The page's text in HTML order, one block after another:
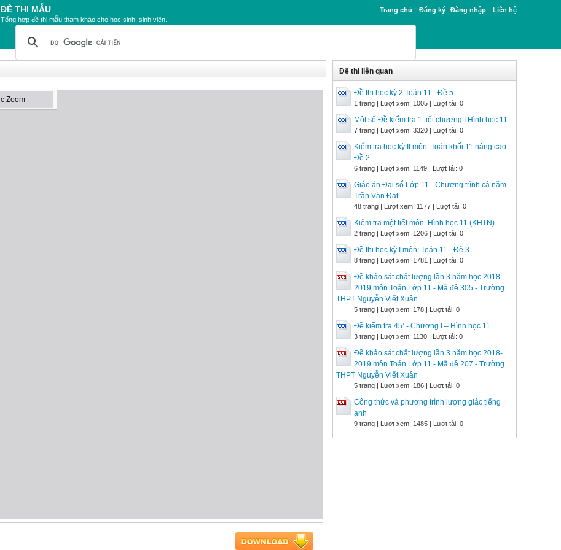
Trang chủ Đăng ký Đăng nhập Liên hệ
ĐỀ THI MẪU
Tổng hợp đề thi mẫu tham khảo cho học sinh, sinh viên.
Đề thi liên quan
Đề thi học kỳ 2 Toán 11 - Đề 5
1 trang | Lượt xem: 1005 | Lượt tải: 0
Một số Đề kiểm tra 1 tiết chương I Hình học 11
7 trang | Lượt xem: 3320 | Lượt tải: 0
Kiểm tra học kỳ II môn: Toán khối 11 nâng cao -
Đề 2
6 trang | Lượt xem: 1149 | Lượt tải: 0
Giáo án Đại số Lớp 11 - Chương trình cả năm -
Trần Văn Đạt
48 trang | Lượt xem: 1177 | Lượt tải: 0
Kiểm tra một tiết môn: Hình học 11 (KHTN)
2 trang | Lượt xem: 1206 | Lượt tải: 0
Đề thi học kỳ I môn: Toán 11 - Đề 3
8 trang | Lượt xem: 1781 | Lượt tải: 0
Đề khảo sát chất lượng lần 3 năm học 2018-
2019 môn Toán Lớp 11 - Mã đề 305 - Trường
THPT Nguyễn Viết Xuân
5 trang | Lượt xem: 178 | Lượt tải: 0
Đề kiểm tra 45’ - Chương I – Hình học 11
3 trang | Lượt xem: 1130 | Lượt tải: 0
Đề khảo sát chất lượng lần 3 năm học 2018-
2019 môn Toán Lớp 11 - Mã đề 207 - Trường
THPT Nguyễn Viết Xuân
5 trang | Lượt xem: 186 | Lượt tải: 0
Công thức và phương trình lượng giác tiếng
anh
9 trang | Lượt xem: 1485 | Lượt tải: 0